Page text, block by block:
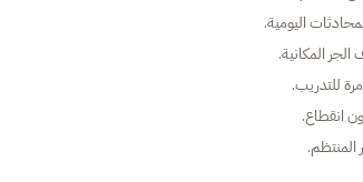
للتدريب.
انقطاع.